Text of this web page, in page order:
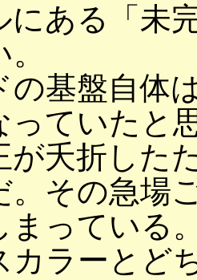
にある「未
の基盤自体
っていたと
が夭折した
。その急場
まっている
カラーとど